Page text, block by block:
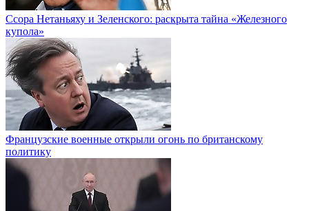
Ссора Нетаньяху и Зеленского: раскрыта тайна «Железного
купола»
Французские военные открыли огонь по британскому
политику